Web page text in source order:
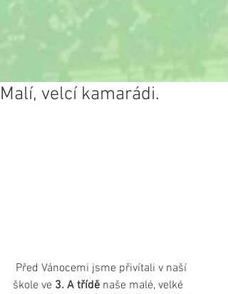
Malí, velcí kamarádi.
škole ve 3. A třídě naše malé, velké